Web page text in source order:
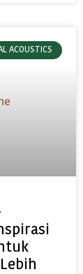
ACOUSTICS